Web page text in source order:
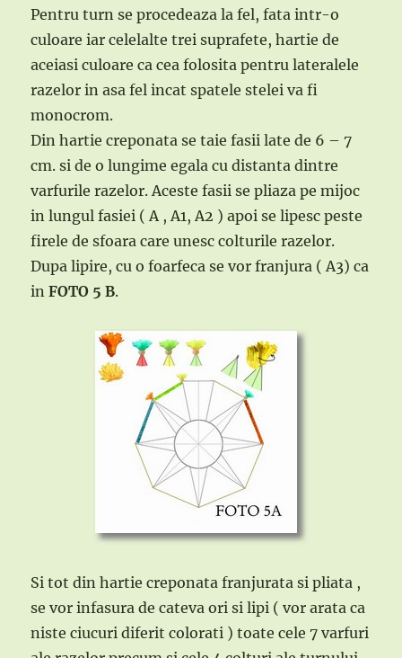
Pentru turn se procedeaza la fel, fata intr-o
culoare iar celelalte trei suprafete, hartie de
aceiasi culoare ca cea folosita pentru lateralele
razelor in asa fel incat spatele stelei va fi
monocrom.
Din hartie creponata se taie fasii late de 6 – 7
cm. si de o lungime egala cu distanta dintre
varfurile razelor. Aceste fasii se pliaza pe mijoc
in lungul fasiei ( A , A1, A2 ) apoi se lipesc peste
firele de sfoara care unesc colturile razelor.
Dupa lipire, cu o foarfeca se vor franjura ( A3) ca
inFOTO 5 B.
Si tot din hartie creponata franjurata si pliata ,
se vor infasura de cateva ori si lipi ( vor arata ca
niste ciucuri diferit colorati ) toate cele 7 varfuri